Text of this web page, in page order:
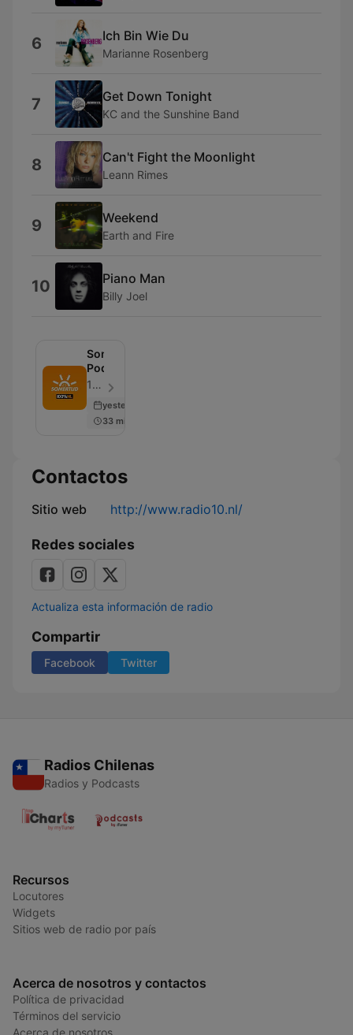
6 Ich Bin Wie Du
Marianne Rosenberg
7 Get Down Tonight
KC and the Sunshine Band
8 Can't Fight the Moonlight
Leann Rimes
9 Weekend
Earth and Fire
10 Piano Man
Billy Joel
Somertijd
Podcast
100% NL - Episodio 104
yesterday
33 min
Contactos
Sitio web http://www.radio10.nl/
Redes sociales
Actualiza esta información de radio
Compartir
Facebook Twitter
Radios Chilenas
Radios y Podcasts
Recursos
Locutores
Widgets
Sitios web de radio por país
Acerca de nosotros y contactos
Política de privacidad
Términos del servicio
Acerca de nosotros